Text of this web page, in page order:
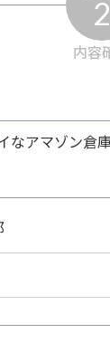
2
内容
アマゾン倉